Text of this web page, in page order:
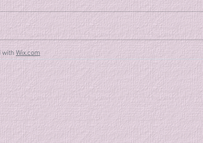
方
汗
合気道教室迄の間に特別稽古を行
います。 特別稽古 [2日間] 7/17
(金)、7/31 (金) 稽古時間: 19時～
20時半 稽古参加費: 会員1,500
円、非会員2,000円 普段とは少し
違う雰囲気の中で、一緒に合気道
の稽古をしませんか？ 皆様のご
参加お待ちしております。
with Wix.com